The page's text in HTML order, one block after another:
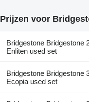
Prijzen voor
Bridgestone Bridgestone
Enliten used set
Bridgestone Bridgestone
Ecopia used set